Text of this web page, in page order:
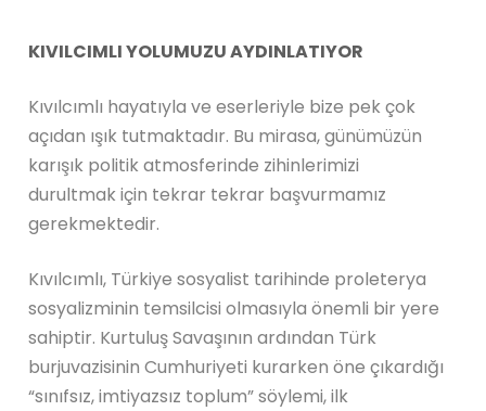
KIVILCIMLI YOLUMUZU AYDINLATIYOR
Kıvılcımlı hayatıyla ve eserleriyle bize pek çok
açıdan ışık tutmaktadır. Bu mirasa, günümüzün
karışık politik atmosferinde zihinlerimizi
durultmak için tekrar tekrar başvurmamız
gerekmektedir.
Kıvılcımlı, Türkiye sosyalist tarihinde proleterya
sosyalizminin temsilcisi olmasıyla önemli bir yere
sahiptir. Kurtuluş Savaşının ardından Türk
burjuvazisinin Cumhuriyeti kurarken öne çıkardığı
“sınıfsız, imtiyazsız toplum” söylemi, ilk